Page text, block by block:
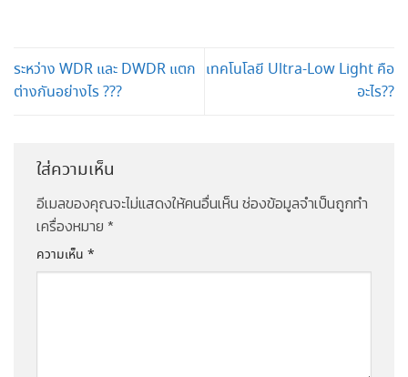
ระหว่าง WDR และ DWDR แตก
ต่างกันอย่างไร ???
เทคโนโลยี Ultra-Low Light คือ
อะไร??
ใส่ความเห็น
อีเมลของคุณจะไม่แสดงให้คนอื่นเห็น ช่องข้อมูลจำเป็นถูกทำ
เครื่องหมาย *
ความเห็น *